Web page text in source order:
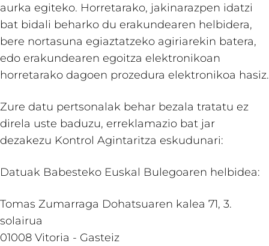
aurka egiteko. Horretarako, jakinarazpen idatzi
bat bidali beharko du erakundearen helbidera,
bere nortasuna egiaztatzeko agiriarekin batera,
edo erakundearen egoitza elektronikoan
horretarako dagoen prozedura elektronikoa hasiz.
Zure datu pertsonalak behar bezala tratatu ez
direla uste baduzu, erreklamazio bat jar
dezakezu Kontrol Agintaritza eskudunari:
Datuak Babesteko Euskal Bulegoaren helbidea:
Tomas Zumarraga Dohatsuaren kalea 71, 3.
solairua
01008 Vitoria - Gasteiz